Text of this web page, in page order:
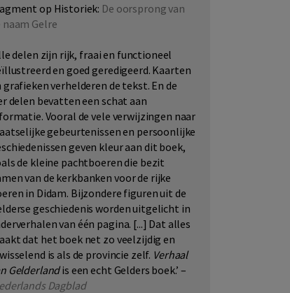
op Historiek: De oorsprong van
naam Gelre
delen zijn rijk, fraai en functioneel
en goed geredigeerd. Kaarten
grafieken verhelderen de tekst. En de
delen bevatten een schat aan
Vooral de vele verwijzingen naar
gebeurtenissen en persoonlijke
geven kleur aan dit boek,
de kleine pachtboeren die bezit
van de kerkbanken voor de rijke
in Didam. Bijzondere figuren uit de
geschiedenis worden uitgelicht in
van één pagina. [...] Dat alles
dat het boek net zo veelzijdig en
is als de provincie zelf. Verhaal
Gelderlandis een echt Gelders boek.’ –
Dagblad